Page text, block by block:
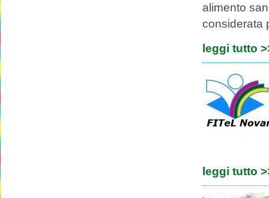
alimento
considerata
leggi tutto
leggi tutto